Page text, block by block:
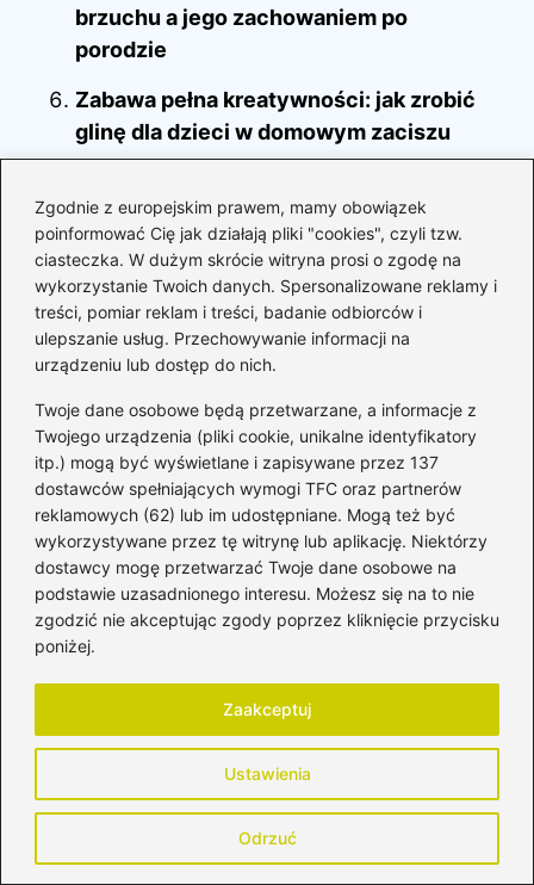
Zgodnie z europejskim prawem, mamy obowiązek
poinformować Cię jak działają pliki "cookies", czyli tzw.
ciasteczka. W dużym skrócie witryna prosi o zgodę na
wykorzystanie Twoich danych. Spersonalizowane reklamy i
treści, pomiar reklam i treści, badanie odbiorców i
ulepszanie usług. Przechowywanie informacji na
urządzeniu lub dostęp do nich.
Twoje dane osobowe będą przetwarzane, a informacje z
Twojego urządzenia (pliki cookie, unikalne identyfikatory
itp.) mogą być wyświetlane i zapisywane przez 137
dostawców spełniających wymogi TFC oraz partnerów
reklamowych (62) lub im udostępniane. Mogą też być
wykorzystywane przez tę witrynę lub aplikację. Niektórzy
dostawcy mogę przetwarzać Twoje dane osobowe na
podstawie uzasadnionego interesu. Możesz się na to nie
zgodzić nie akceptując zgody poprzez kliknięcie przycisku
poniżej.
Ustawienia
Odrzuć
Zaakceptuj
brzuchu a jego zachowaniem po
porodzie
Zabawa pełna kreatywności: jak zrobić
glinę dla dzieci w domowym zaciszu
prawidłowego trzymania ołówka?
Cesarskie cięcie a karmienie piersią – jak
ważne jest wsparcie i przygotowanie?
Najlepsze strategie żywieniowe dla 9-
miesięcznego dziecka karmionego
piersią
Karmienie piersią inaczej: jak często
dostosować rytm do potrzeb maluszka?
Honorata Strzelczyk
Cześć! Nazywam się Honorata i jestem mamą, która
każdego dnia łączy macierzyństwo z odkrywaniem siebie
na nowo. Blog mytomamy.pl powstał z potrzeby dzielenia